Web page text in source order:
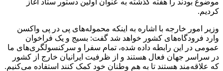
کردیم.
وزیر امور خارجه با اشاره به اینکه محموله‌های پی در پی واکسن
وارد فرودگاه‌های کشور خواهد شد گفت: بسیج و یک فراخوان
عمومی در این رابطه داده شده، تمام سفرا و سرکنسولگری‌های ما
در سراسر جهان فعال هستند و از ظرفیت ایرانیان خارج از کشور
که علاقه‌مند هستند تا به هم وطنان خود کمک کنند استفاده می‌کنیم.